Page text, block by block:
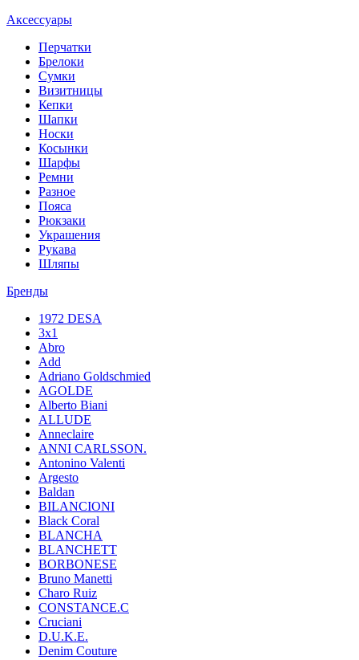
Аксессуары
Перчатки
Брелоки
Сумки
Визитницы
Кепки
Шапки
Носки
Косынки
Шарфы
Ремни
Разное
Пояса
Рюкзаки
Украшения
Рукава
Шляпы
Бренды
1972 DESA
3x1
Abro
Add
Adriano Goldschmied
AGOLDE
Alberto Biani
ALLUDE
Anneclaire
ANNI CARLSSON.
Antonino Valenti
Argesto
Baldan
BILANCIONI
Black Coral
BLANCHA
BLANCHETT
BORBONESE
Bruno Manetti
Charo Ruiz
CONSTANCE.C
Cruciani
D.U.K.E.
Denim Couture